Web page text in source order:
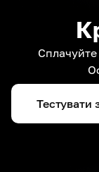
Сплачуйте
Тестувати